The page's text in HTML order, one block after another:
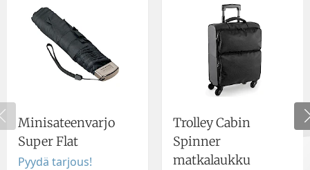
Minisateenvarjo
Super Flat
Pyydä tarjous!
Trolley Cabin
Spinner
matkalaukku